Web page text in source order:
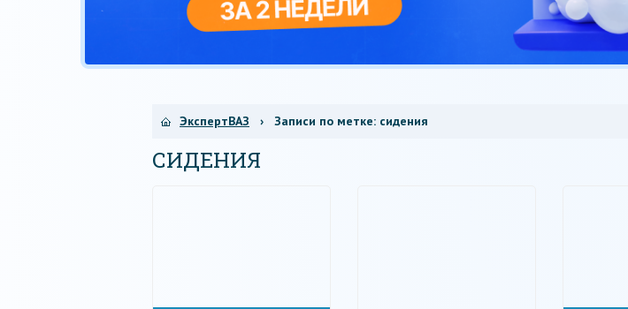
ЭкспертВАЗ › Записи по метке: сидения
СИДЕНИЯ